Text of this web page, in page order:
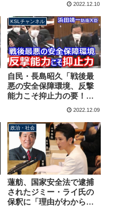
2022.12.10
KSLチャンネル
自民・長島昭久「戦後最
悪の安全保障環境、反撃
能力こそ抑止力の要！」
浜田靖一防衛大臣に認識
2022.12.09
政治・社会
蓮舫、国家安全法で逮捕
されたジミー・ライ氏の
保釈に「理由がわからな